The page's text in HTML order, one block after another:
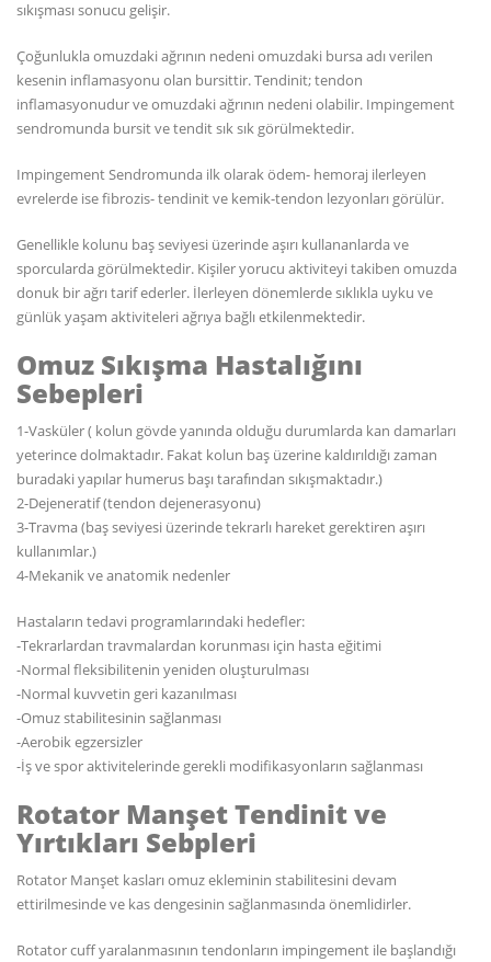
sıkışması sonucu gelişir.
Çoğunlukla omuzdaki ağrının nedeni omuzdaki bursa adı verilen
kesenin inflamasyonu olan bursittir. Tendinit; tendon
inflamasyonudur ve omuzdaki ağrının nedeni olabilir. Impingement
sendromunda bursit ve tendit sık sık görülmektedir.
Impingement Sendromunda ilk olarak ödem- hemoraj ilerleyen
evrelerde ise fibrozis- tendinit ve kemik-tendon lezyonları görülür.
Genellikle kolunu baş seviyesi üzerinde aşırı kullananlarda ve
sporcularda görülmektedir. Kişiler yorucu aktiviteyi takiben omuzda
donuk bir ağrı tarif ederler. İlerleyen dönemlerde sıklıkla uyku ve
günlük yaşam aktiviteleri ağrıya bağlı etkilenmektedir.
Omuz Sıkışma Hastalığını
Sebepleri
1-Vasküler ( kolun gövde yanında olduğu durumlarda kan damarları
yeterince dolmaktadır. Fakat kolun baş üzerine kaldırıldığı zaman
buradaki yapılar humerus başı tarafından sıkışmaktadır.)
2-Dejeneratif (tendon dejenerasyonu)
3-Travma (baş seviyesi üzerinde tekrarlı hareket gerektiren aşırı
kullanımlar.)
4-Mekanik ve anatomik nedenler
Hastaların tedavi programlarındaki hedefler:
-Tekrarlardan travmalardan korunması için hasta eğitimi
-Normal fleksibilitenin yeniden oluşturulması
-Normal kuvvetin geri kazanılması
-Omuz stabilitesinin sağlanması
-Aerobik egzersizler
-İş ve spor aktivitelerinde gerekli modifikasyonların sağlanması
Rotator Manşet Tendinit ve
Yırtıkları Sebpleri
Rotator Manşet kasları omuz ekleminin stabilitesini devam
ettirilmesinde ve kas dengesinin sağlanmasında önemlidirler.
Rotator cuff yaralanmasının tendonların impingement ile başlandığı